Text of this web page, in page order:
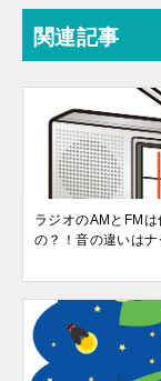
関連記事
ラジオのAMとFMは
の？！音の違いはナ